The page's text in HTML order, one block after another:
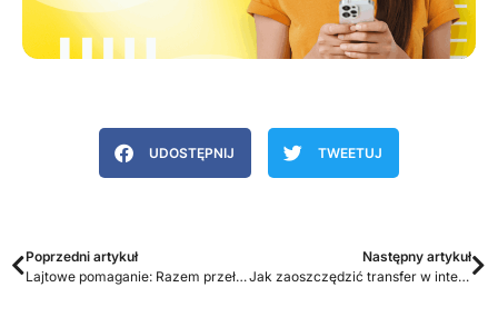
UDOSTĘPNIJ TWEETUJ
Poprzedni artykuł
Lajtowe pomaganie: Razem przełamujemy bariery z Fundacją Avalon
Następny artykuł
Jak zaoszczędzić transfer w internecie mobilnym? 10 skutecznych i prostych porad